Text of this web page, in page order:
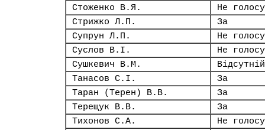
Стоженко В.Я.
Не
Стрижко Л.П.
За
Супрун Л.П.
Не
Суслов В.І.
Не
Сушкевич В.М.
Відсутній
Танасов С.І.
За
Таран (Терен) В.В.
За
Терещук В.В.
За
Тихонов С.А.
Не